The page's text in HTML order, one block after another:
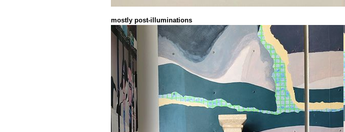
mostly post-illuminations